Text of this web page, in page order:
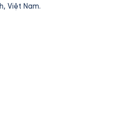
Việt Nam.